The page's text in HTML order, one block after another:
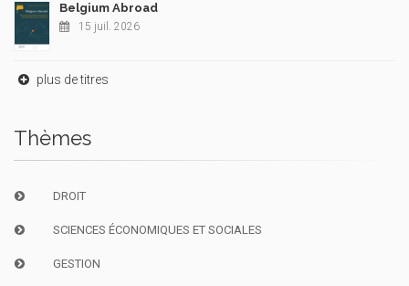
Belgium Abroad
15 juil. 2026
plus de titres
Thèmes
DROIT
SCIENCES ÉCONOMIQUES ET SOCIALES
GESTION